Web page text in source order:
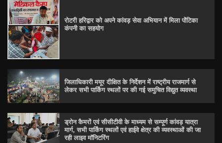
रोटरी हरिद्वार को अपने कांवड़ सेवा अभियान में मिला पोंटिका
कंपनी का सहयोग
जिलाधिकारी मयूर दीक्षित के निर्देशन में राष्ट्रीय राजमार्ग से
लेकर सभी पार्किंग स्थलों पर की गई समुचित विद्युत व्यवस्था
ड्रोन कैमरों एवं सीसीटीवी के माध्यम से सम्पूर्ण कांवड़ यात्रा
मार्ग, सभी पार्किंग स्थलों एवं हाईवे क्षेत्र की व्यवस्थाओं की जा
रही लाइव मॉनिटरिंग